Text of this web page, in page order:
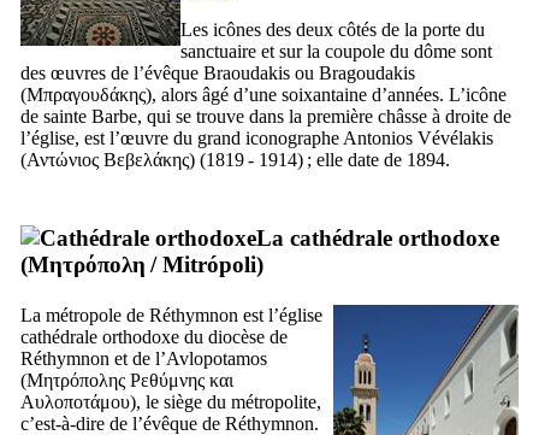
Les icônes des deux côtés de la porte du
sanctuaire et sur la coupole du dôme sont
des œuvres de l’évêque Braoudakis ou Bragoudakis
(Μπραγουδάκης), alors âgé d’une soixantaine d’années. L’icône
de sainte Barbe, qui se trouve dans la première châsse à droite de
l’église, est l’œuvre du grand iconographe Antonios Vévélakis
(Αντώνιος Βεβελάκης) (1819 - 1914) ; elle date de 1894.
La cathédrale orthodoxe
(Μητρόπολη /Mitrópoli)
La métropole de Réthymnon est l’église
cathédrale orthodoxe du diocèse de
Réthymnon et de l’Avlopotamos
(Μητρόπολης Ρεθύμνης και
Αυλοποτάμου), le siège du métropolite,
c’est-à-dire de l’évêque de Réthymnon.